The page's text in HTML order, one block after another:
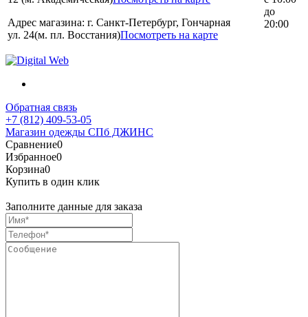
Адрес магазина: г. Санкт-Петербург, Гончарная
ул. 24(м. пл. Восстания)Посмотреть на карте
до
20:00
Обратная связь
+7 (812) 409-53-05
Магазин одежды СПб ДЖИНС
Сравнение0
Избранное0
Корзина0
Купить в один клик
Заполните данные для заказа